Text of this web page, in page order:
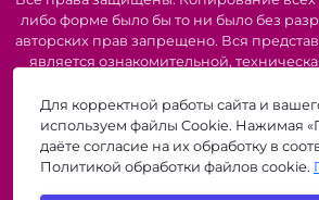
либо форме было бы то ни было без
авторских прав запрещено. Вся
является ознакомительной,
информации о наличии и стоимости
(или) услуг, пожалуйста, обратитесь к
телефону или по электронной
изображение товара носят
Для корректной работы сайта и
используем файлы Cookie. Нажимая
даёте согласие на их обработку в
Политикой обработки файлов cookie.